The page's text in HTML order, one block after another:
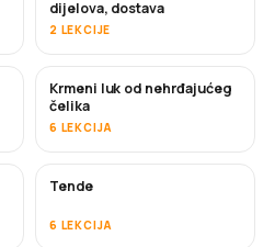
dijelova, dostava
2 LEKCIJE
Krmeni luk od nehrđajućeg
čelika
6 LEKCIJA
Tende
6 LEKCIJA